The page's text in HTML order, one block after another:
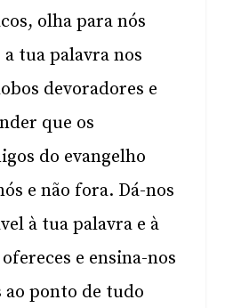
olha para nós
tua palavra nos
devoradores e
que os
do evangelho
e não fora. Dá-nos
à tua palavra e à
e ensina-nos
ao ponto de tudo